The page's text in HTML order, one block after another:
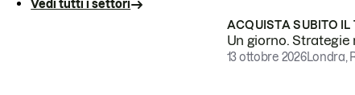
Vedi tutti i settori
ACQUISTA SUBITO IL
Un giorno.
13 ottobre 2026Londra,